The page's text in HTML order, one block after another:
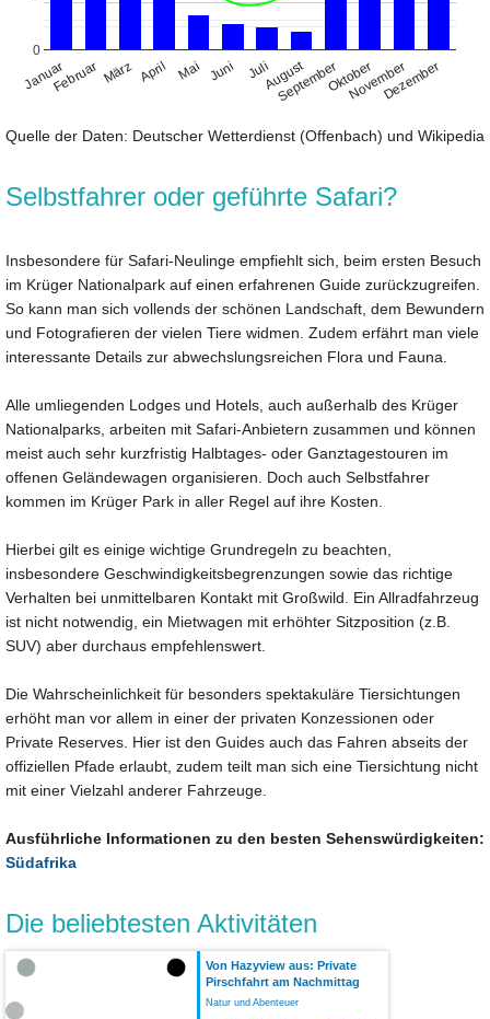
JanuarFebruar März April Mai Juni JuliAugust
SeptemberOktober
NovemberDezember
0
Quelle der Daten: Deutscher Wetterdienst (Offenbach) und Wikipedia
Selbstfahrer oder geführte Safari?
Insbesondere für Safari-Neulinge empfiehlt sich, beim ersten Besuch
im Krüger Nationalpark auf einen erfahrenen Guide zurückzugreifen.
So kann man sich vollends der schönen Landschaft, dem Bewundern
und Fotografieren der vielen Tiere widmen. Zudem erfährt man viele
interessante Details zur abwechslungsreichen Flora und Fauna.
Alle umliegenden Lodges und Hotels, auch außerhalb des Krüger
Nationalparks, arbeiten mit Safari-Anbietern zusammen und können
meist auch sehr kurzfristig Halbtages- oder Ganztagestouren im
offenen Geländewagen organisieren. Doch auch Selbstfahrer
kommen im Krüger Park in aller Regel auf ihre Kosten.
Hierbei gilt es einige wichtige Grundregeln zu beachten,
insbesondere Geschwindigkeitsbegrenzungen sowie das richtige
Verhalten bei unmittelbaren Kontakt mit Großwild. Ein Allradfahrzeug
ist nicht notwendig, ein Mietwagen mit erhöhter Sitzposition (z.B.
SUV) aber durchaus empfehlenswert.
Die Wahrscheinlichkeit für besonders spektakuläre Tiersichtungen
erhöht man vor allem in einer der privaten Konzessionen oder
Private Reserves. Hier ist den Guides auch das Fahren abseits der
offiziellen Pfade erlaubt, zudem teilt man sich eine Tiersichtung nicht
mit einer Vielzahl anderer Fahrzeuge.
Ausführliche Informationen zu den besten Sehenswürdigkeiten:
Südafrika
Die beliebtesten Aktivitäten
Von Hazyview aus: Private
Pirschfahrt am Nachmittag
Natur und Abenteuer